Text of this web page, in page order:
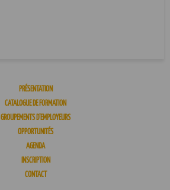
PRÉSENTATION
CATALOGUE DE FORMATION
GROUPEMENTS D’EMPLOYEURS
OPPORTUNITÉS
AGENDA
INSCRIPTION
CONTACT